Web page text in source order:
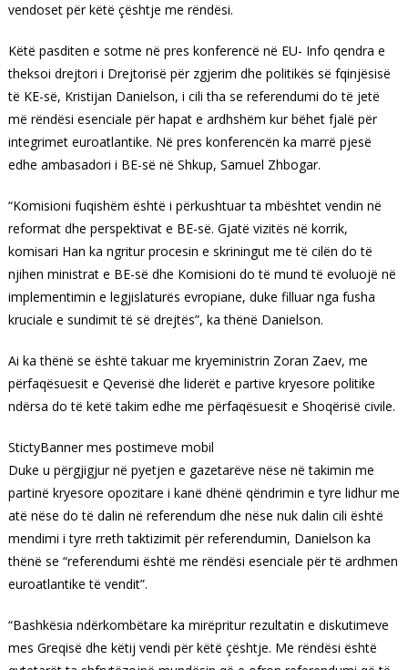
vendoset për këtë çështje me rëndësi.
Këtë pasditen e sotme në pres konferencë në EU- Info qendra e
theksoi drejtori i Drejtorisë për zgjerim dhe politikës së fqinjësisë
të KE-së, Kristijan Danielson, i cili tha se referendumi do të jetë
më rëndësi esenciale për hapat e ardhshëm kur bëhet fjalë për
integrimet euroatlantike. Në pres konferencën ka marrë pjesë
edhe ambasadori i BE-së në Shkup, Samuel Zhbogar.
“Komisioni fuqishëm është i përkushtuar ta mbështet vendin në
reformat dhe perspektivat e BE-së. Gjatë vizitës në korrik,
komisari Han ka ngritur procesin e skriningut me të cilën do të
njihen ministrat e BE-së dhe Komisioni do të mund të evoluojë në
implementimin e legjislaturës evropiane, duke filluar nga fusha
kruciale e sundimit të së drejtës”, ka thënë Danielson.
Ai ka thënë se është takuar me kryeministrin Zoran Zaev, me
përfaqësuesit e Qeverisë dhe liderët e partive kryesore politike
ndërsa do të ketë takim edhe me përfaqësuesit e Shoqërisë civile.
StictyBanner mes postimeve mobil
Duke u përgjigjur në pyetjen e gazetarëve nëse në takimin me
partinë kryesore opozitare i kanë dhënë qëndrimin e tyre lidhur me
atë nëse do të dalin në referendum dhe nëse nuk dalin cili është
mendimi i tyre rreth taktizimit për referendumin, Danielson ka
thënë se “referendumi është me rëndësi esenciale për të ardhmen
euroatlantike të vendit”.
“Bashkësia ndërkombëtare ka mirëpritur rezultatin e diskutimeve
mes Greqisë dhe këtij vendi për këtë çështje. Me rëndësi është